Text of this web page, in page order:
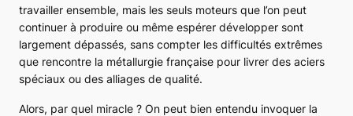
travailler ensemble, mais les seuls moteurs que l’on peut
continuer à produire ou même espérer développer sont
largement dépassés, sans compter les difficultés extrêmes
que rencontre la métallurgie française pour livrer des aciers
spéciaux ou des alliages de qualité.
Alors, par quel miracle ? On peut bien entendu invoquer la